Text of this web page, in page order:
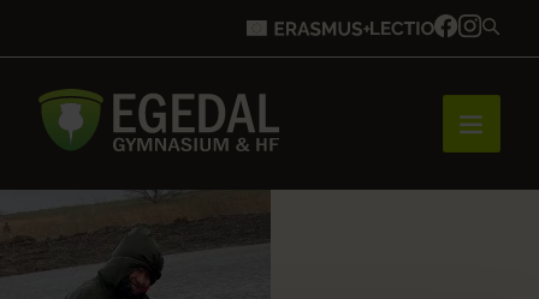
Forside